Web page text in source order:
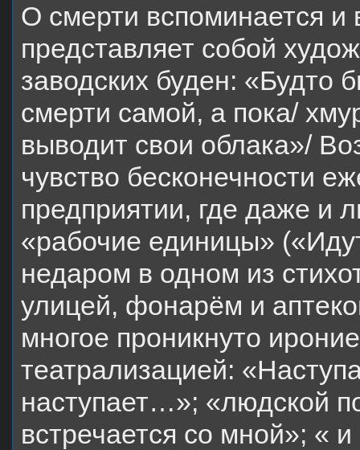
О смерти вспоминается и
представляет собой
заводских буден: «Будто
смерти самой, а пока/
выводит свои облака»/
чувство бесконечности
предприятии, где даже и
«рабочие единицы»
недаром в одном из
улицей, фонарём и
многое проникнуто
театрализацией:
наступает…»; «людской
встречается со мной»; «